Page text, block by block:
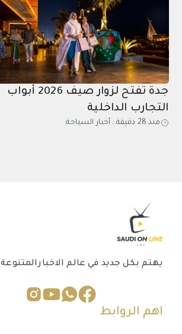
جدة تفتح لزوار صيف 2026 أبواب
التجارب الداخلية
منذ 28 دقيقة . أخبار السياحة
يهتم بكل جديد في عالم الاخبارالمتنوعة
اهم الروابط